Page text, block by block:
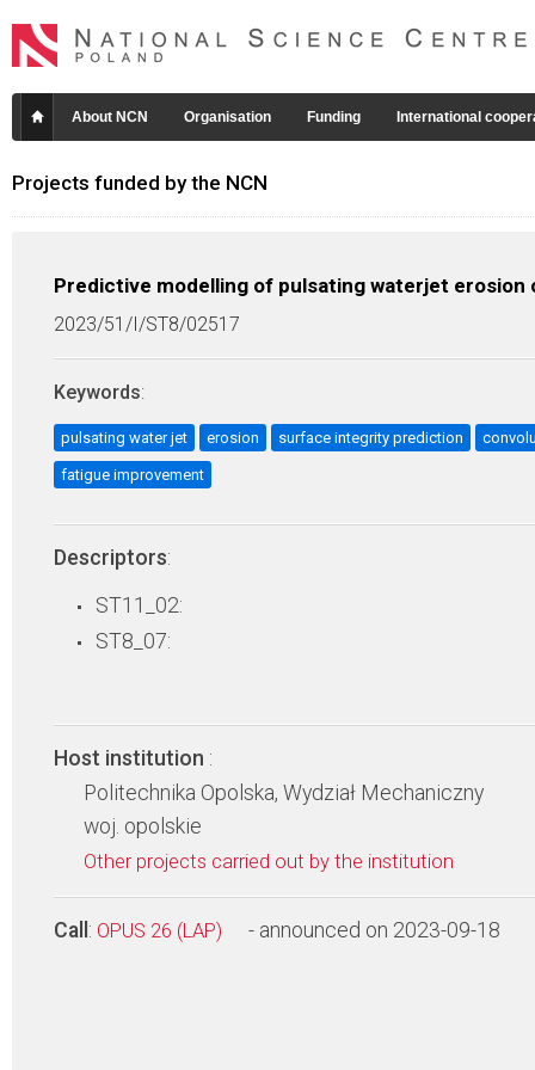
About NCN Organisation Funding International
Projects funded by the NCN
Predictive modelling of pulsating waterjet erosion
2023/51/I/ST8/02517
Keywords:
pulsating water jet erosion surface integrity prediction
fatigue improvement
Descriptors:
ST11_02:
ST8_07:
Host institution :
Politechnika Opolska, Wydział Mechaniczny
woj. opolskie
Other projects carried out by the institution
Call : OPUS 26 (LAP) - announced on 2023-09-18